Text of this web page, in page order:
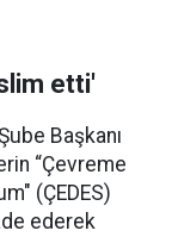
etti'
Başkanı
“Çevreme
(ÇEDES)
ederek